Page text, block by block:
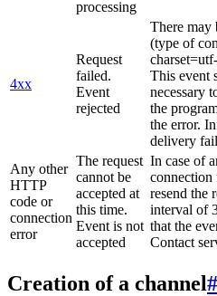
processing
4xx
Request
failed.
Event
rejected
There may
(type of
This event
necessary
the
the error.
delivery
Any other
HTTP
code or
connection
error
The request
cannot be
accepted at
this time.
Event is not
accepted
In case of
connection
resend the
interval of
that the
Contact
Creation of a channel#